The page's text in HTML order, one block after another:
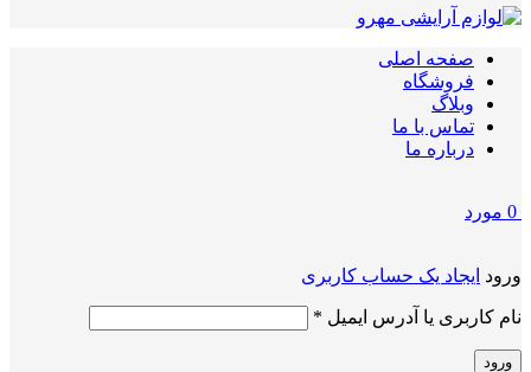
صفحه اصلی
فروشگاه
وبلاگ
تماس با ما
درباره ما
0 مورد
ورود ایجاد یک حساب کاربری
نام کاربری یا آدرس ایمیل *
ورود